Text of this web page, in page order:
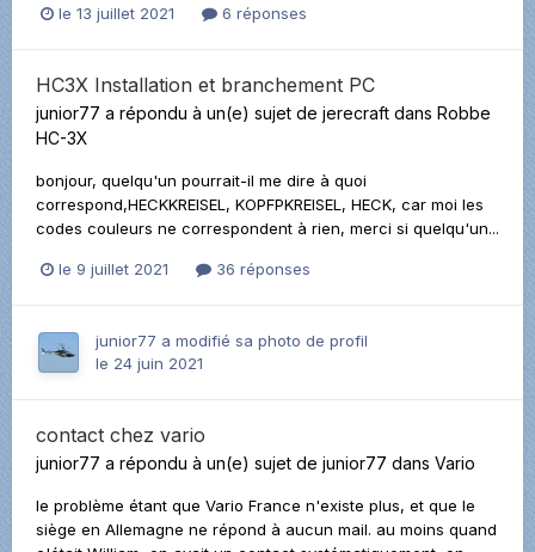
le 13 juillet 2021 6 réponses
HC3X Installation et branchement PC
junior77 a répondu à un(e) sujet de jerecraft dans Robbe
HC-3X
bonjour, quelqu'un pourrait-il me dire à quoi
correspond,HECKKREISEL, KOPFPKREISEL, HECK, car moi les
codes couleurs ne correspondent à rien, merci si quelqu'un...
le 9 juillet 2021 36 réponses
junior77 a modifié sa photo de profil
le 24 juin 2021
contact chez vario
junior77 a répondu à un(e) sujet de junior77 dans Vario
le problème étant que Vario France n'existe plus, et que le
siège en Allemagne ne répond à aucun mail. au moins quand